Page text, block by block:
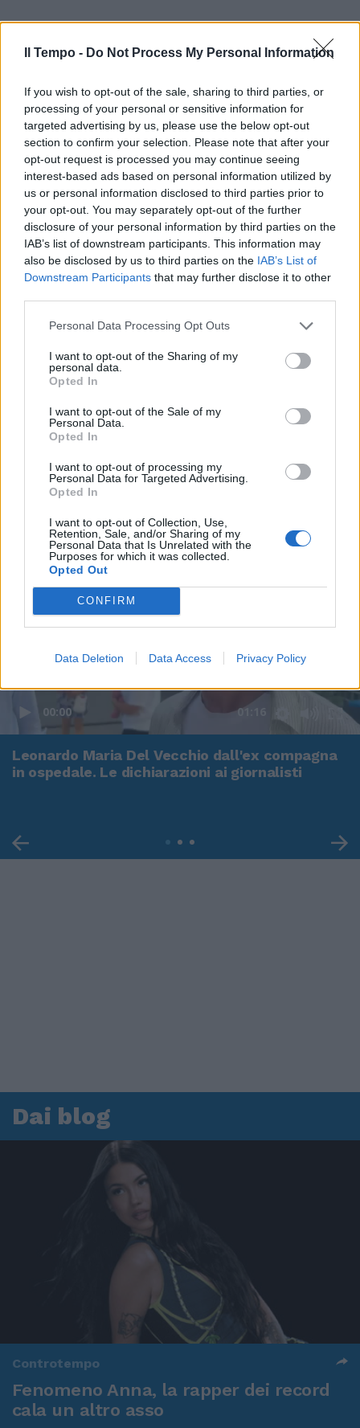
Il Tempo - Do Not Process My Personal Information
If you wish to opt-out of the sale, sharing to third parties, or
processing of your personal or sensitive information for
targeted advertising by us, please use the below opt-out
section to confirm your selection. Please note that after your
opt-out request is processed you may continue seeing
interest-based ads based on personal information utilized by
us or personal information disclosed to third parties prior to
your opt-out. You may separately opt-out of the further
disclosure of your personal information by third parties on the
IAB’s list of downstream participants. This information may
also be disclosed by us to third parties on the IAB’s List of
Downstream Participants that may further disclose it to other
Personal Data Processing Opt Outs
I want to opt-out of the Sharing of my
personal data.
Opted In
I want to opt-out of the Sale of my
Personal Data.
Opted In
I want to opt-out of processing my
Personal Data for Targeted Advertising.
Opted In
I want to opt-out of Collection, Use,
Retention, Sale, and/or Sharing of my
Personal Data that Is Unrelated with the
Purposes for which it was collected.
Opted Out
CONFIRM
Data Deletion Data Access Privacy Policy
00:00 01:16
Leonardo Maria Del Vecchio dall'ex compagna
in ospedale. Le dichiarazioni ai giornalisti
Dai blog
Controtempo
Fenomeno Anna, la rapper dei record
cala un altro asso